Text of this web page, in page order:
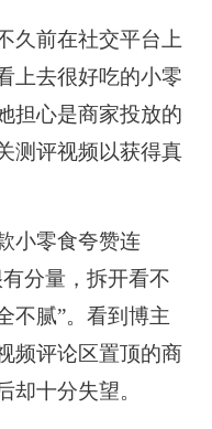
前在社交平台上
上去很好吃的小零
担心是商家投放的
测评视频以获得真
零食夸赞连
分量，拆开看不
不腻”。看到博主
频评论区置顶的商
却十分失望。